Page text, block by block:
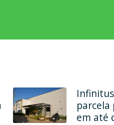
Rehab